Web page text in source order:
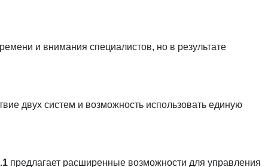
и внимания специалистов, но в результате
двух систем и возможность использовать единую
предлагает расширенные возможности для управления